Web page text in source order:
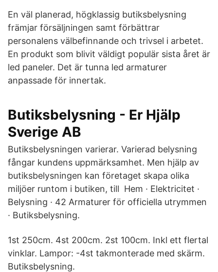
En väl planerad, högklassig butiksbelysning
främjar försäljningen samt förbättrar
personalens välbefinnande och trivsel i arbetet.
En produkt som blivit väldigt populär sista året är
led paneler. Det är tunna led armaturer
anpassade för innertak.
Butiksbelysning - Er Hjälp
Sverige AB
Butiksbelysningen varierar. Varierad belysning
fångar kundens uppmärksamhet. Men hjälp av
butiksbelysningen kan företaget skapa olika
miljöer runtom i butiken, till Hem · Elektricitet ·
Belysning · 42 Armaturer för officiella utrymmen
· Butiksbelysning.
1st 250cm. 4st 200cm. 2st 100cm. Inkl ett flertal
vinklar. Lampor: -4st takmonterade med skärm.
Butiksbelysning.